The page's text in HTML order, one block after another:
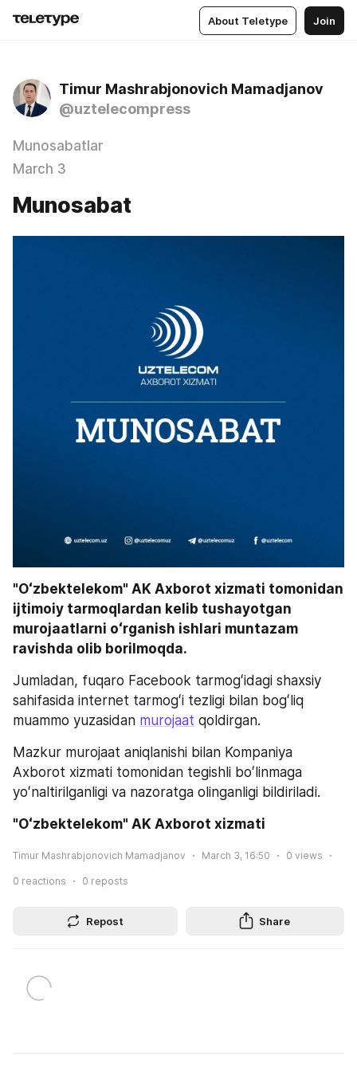
About Teletype Join
Timur Mashrabjonovich Mamadjanov
@uztelecompress
Munosabatlar
March 3
Munosabat
"Oʻzbektelekom" AK Axborot xizmati tomonidan
ijtimoiy tarmoqlardan kelib tushayotgan
murojaatlarni oʻrganish ishlari muntazam
ravishda olib borilmoqda.
Jumladan, fuqaro Facebook tarmogʻidagi shaxsiy
sahifasida internet tarmogʻi tezligi bilan bogʻliq
muammo yuzasidan murojaat qoldirgan.
Mazkur murojaat aniqlanishi bilan Kompaniya
Axborot xizmati tomonidan tegishli boʻlinmaga
yoʻnaltirilganligi va nazoratga olinganligi bildiriladi.
"Oʻzbektelekom" AK Axborot xizmati
Timur Mashrabjonovich Mamadjanov March 3, 16:50 0 views
0 reactions 0 reposts
Repost Share